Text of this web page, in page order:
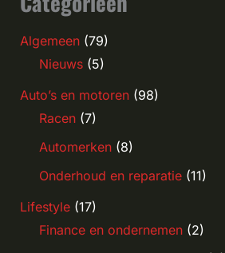
Algemeen(79)
Nieuws(5)
Auto’s en motoren(98)
Racen(7)
Automerken(8)
Onderhoud en reparatie(11)
Lifestyle(17)
Finance en ondernemen(2)